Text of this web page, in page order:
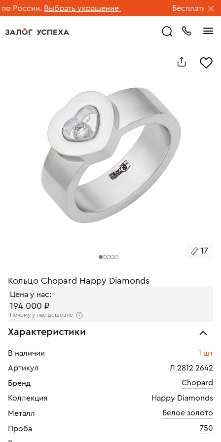
России. Выбрать украшение Бесплатная
17
Кольцо Chopard Happy Diamonds
Цена у нас:
194 000 ₽
Почему у нас дешевле
Характеристики
В наличии
1 шт
Артикул
Л 2812 2642
Бренд
Chopard
Коллекция
Happy Diamonds
Металл
Белое золото
Проба
750